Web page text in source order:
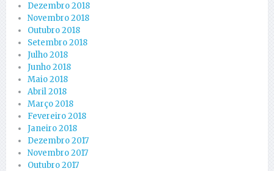
Dezembro 2018
Novembro 2018
Outubro 2018
Setembro 2018
Julho 2018
Junho 2018
Maio 2018
Abril 2018
Março 2018
Fevereiro 2018
Janeiro 2018
Dezembro 2017
Novembro 2017
Outubro 2017